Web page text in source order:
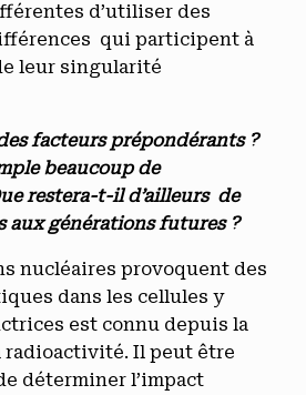
d’utiliser des
qui participent à
leur singularité
facteurs prépondérants ?
beaucoup de
restera-t-il d’ailleurs de
aux générations futures ?
nucléaires provoquent des
dans les cellules y
est connu depuis la
radioactivité. Il peut être
déterminer l’impact